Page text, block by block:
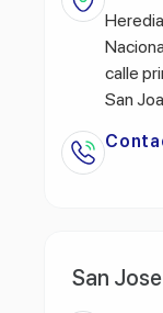
calle
San
San Jose